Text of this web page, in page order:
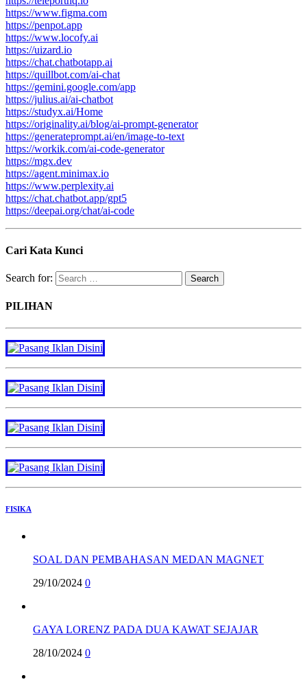
https://www.figma.com
https://penpot.app
https://www.locofy.ai
https://uizard.io
https://chat.chatbotapp.ai
https://quillbot.com/ai-chat
https://gemini.google.com/app
https://julius.ai/ai-chatbot
https://studyx.ai/Home
https://originality.ai/blog/ai-prompt-generator
https://generateprompt.ai/en/image-to-text
https://workik.com/ai-code-generator
https://mgx.dev
https://agent.minimax.io
https://www.perplexity.ai
https://chat.chatbot.app/gpt5
https://deepai.org/chat/ai-code
Cari Kata Kunci
Search for:
PILIHAN
FISIKA
SOAL DAN PEMBAHASAN MEDAN MAGNET
29/10/2024 0
GAYA LORENZ PADA DUA KAWAT SEJAJAR
28/10/2024 0